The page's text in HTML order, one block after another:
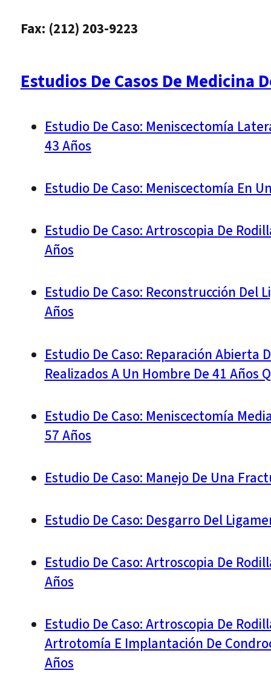
Fax: (212) 203-9223
Estudios De Casos De Medicina
Estudio De Caso: Meniscectomía
43 Años
Estudio De Caso: Meniscectomía En
Estudio De Caso: Artroscopia De
Años
Estudio De Caso: Reconstrucción Del
Años
Estudio De Caso: Reparación Abierta
Realizados A Un Hombre De 41 Años
Estudio De Caso: Meniscectomía
57 Años
Estudio De Caso: Manejo De Una
Estudio De Caso: Desgarro Del
Estudio De Caso: Artroscopia De
Años
Estudio De Caso: Artroscopia De
Artrotomía E Implantación De
Años